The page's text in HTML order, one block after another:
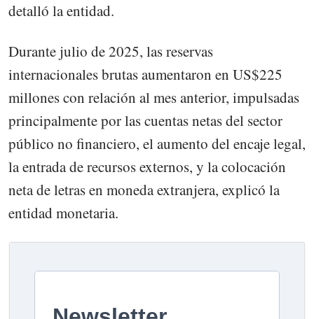
detalló la entidad.
Durante julio de 2025, las reservas
internacionales brutas aumentaron en US$225
millones con relación al mes anterior, impulsadas
principalmente por las cuentas netas del sector
público no financiero, el aumento del encaje legal,
la entrada de recursos externos, y la colocación
neta de letras en moneda extranjera, explicó la
entidad monetaria.